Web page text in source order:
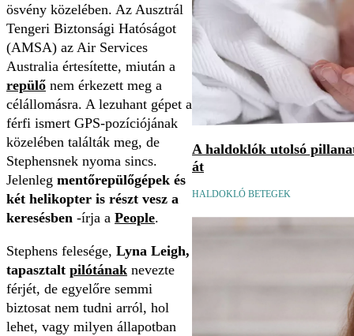
ösvény közelében. Az Ausztrál
Tengeri Biztonsági Hatóságot
(AMSA) az Air Services
Australia értesítette, miután a
repülő nem érkezett meg a
célállomásra. A lezuhant gépet a
férfi ismert GPS-pozíciójának
közelében találták meg, de
Stephensnek nyoma sincs.
Jelenleg mentőrepülőgépek és
két helikopter is részt vesz a
keresésben -írja a People.
Stephens felesége, Lyna Leigh,
tapasztalt pilótának nevezte
férjét, de egyelőre semmi
biztosat nem tudni arról, hol
lehet, vagy milyen állapotban
A haldoklók utolsó
át
HALDOKLÓ BETEGEK